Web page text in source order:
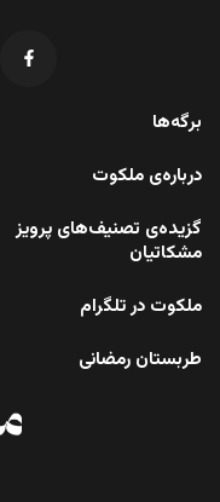
برگه‌ها
درباره‌ی ملکوت
گزیده‌ی تصنیف‌های پرویز
مشکاتیان
ملکوت در تلگرام
طربستان رمضانی